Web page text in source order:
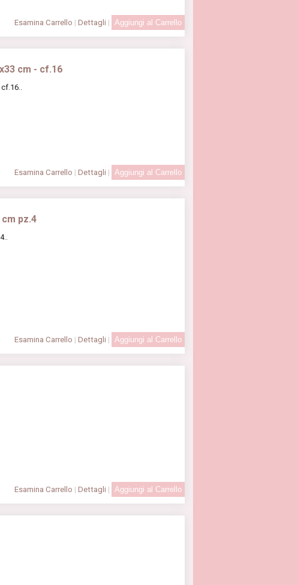
Esamina Carrello | Dettagli |
cm - cf.16
Esamina Carrello | Dettagli |
pz.4
Esamina Carrello | Dettagli |
Esamina Carrello | Dettagli |